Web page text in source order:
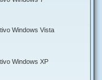
Windows Vista
Windows XP